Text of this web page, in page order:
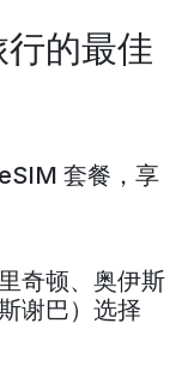
的最佳
套餐，享
奇顿、 奥伊斯
谢巴） 选择